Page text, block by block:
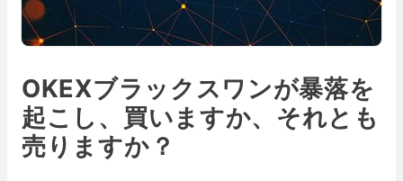
OKEXブラックスワンが暴落を
起こし、買いますか、それとも
売りますか？